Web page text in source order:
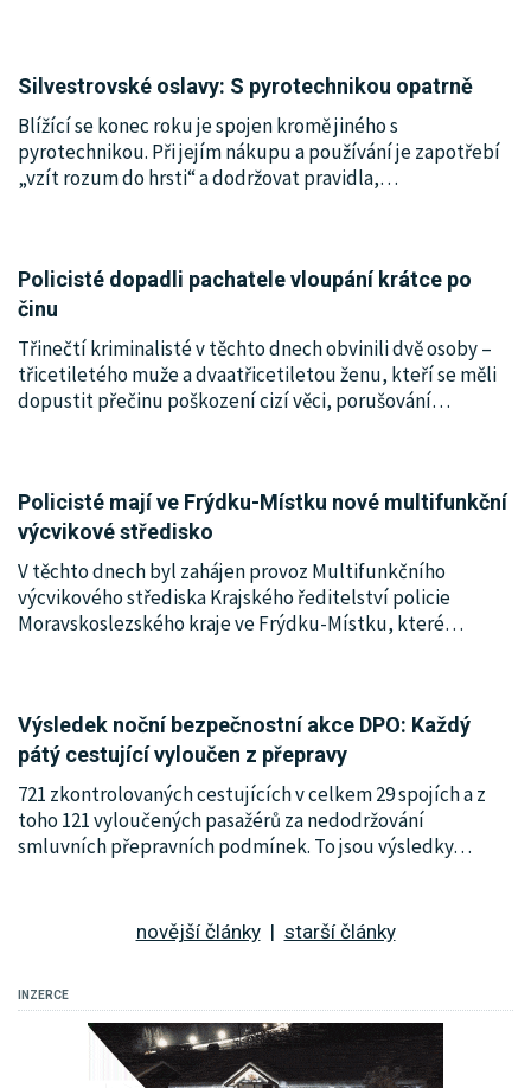
Silvestrovské oslavy: S pyrotechnikou opatrně
Blížící se konec roku je spojen kromě jiného s
pyrotechnikou. Při jejím nákupu a používání je zapotřebí
„vzít rozum do hrsti“ a dodržovat pravidla,…
Policisté dopadli pachatele vloupání krátce po
činu
Třinečtí kriminalisté v těchto dnech obvinili dvě osoby –
třicetiletého muže a dvaatřicetiletou ženu, kteří se měli
dopustit přečinu poškození cizí věci, porušování…
Policisté mají ve Frýdku-Místku nové multifunkční
výcvikové středisko
V těchto dnech byl zahájen provoz Multifunkčního
výcvikového střediska Krajského ředitelství policie
Moravskoslezského kraje ve Frýdku-Místku, které…
Výsledek noční bezpečnostní akce DPO: Každý
pátý cestující vyloučen z přepravy
721 zkontrolovaných cestujících v celkem 29 spojích a z
toho 121 vyloučených pasažérů za nedodržování
smluvních přepravních podmínek. To jsou výsledky…
novější články| starší články
INZERCE